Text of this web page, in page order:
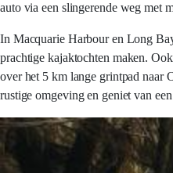
auto via een slingerende weg met
In Macquarie Harbour en Long
prachtige kajaktochten maken.
over het 5 km lange grintpad naar
rustige omgeving en geniet van